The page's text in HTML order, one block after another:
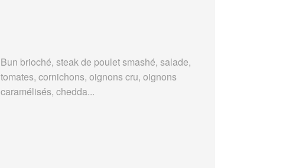
Bun brioché, steak de poulet smashé, salade,
tomates, cornichons, oignons cru, oignons
caramélisés, chedda...